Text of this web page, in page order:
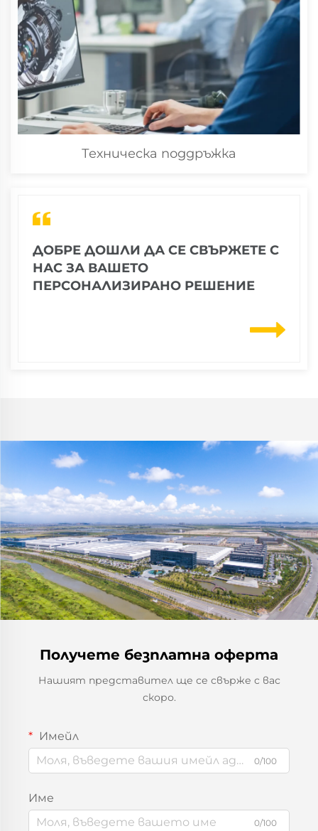
Техническа поддръжка
ДОБРЕ ДОШЛИ ДА СЕ СВЪРЖЕТЕ С
НАС ЗА ВАШЕТО
ПЕРСОНАЛИЗИРАНО РЕШЕНИЕ
Получете безплатна оферта
Нашият представител ще се свърже с вас
скоро.
Имейл
0/100
Име
0/100